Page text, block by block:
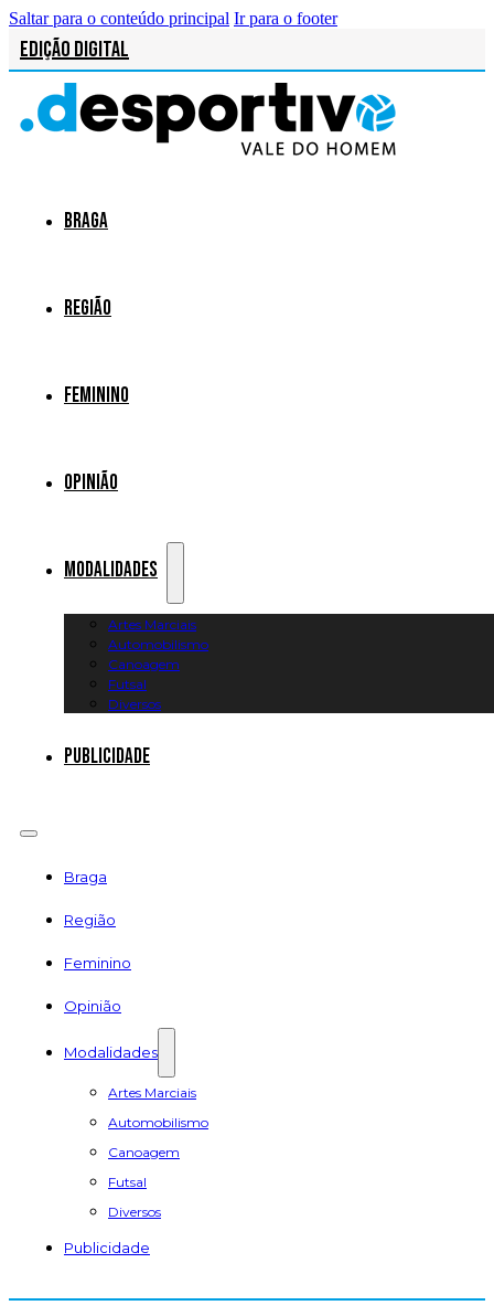
Saltar para o conteúdo principal Ir para o footer
Edição Digital
Braga
Região
Feminino
Opinião
Modalidades
Artes Marciais
Automobilismo
Canoagem
Futsal
Diversos
Publicidade
Braga
Região
Feminino
Opinião
Modalidades
Artes Marciais
Automobilismo
Canoagem
Futsal
Diversos
Publicidade